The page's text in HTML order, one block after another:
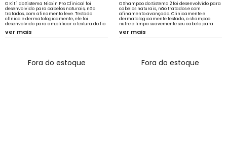
O Kit 1 do Sistema Nioxin Pro Clinical foi
desenvolvido para cabelos naturais, não
tratados, com afinamento leve. Testado
clínica e dermatologicamente, ele foi
desenvolvido para amplificar a textura do fio
e fortalecer a resiliência
ver mais
Fora do estoque
O Shampoo do Sistema 2 foi desenvolvido para
cabelos naturais, não tratados e com
afinamento avançado. Clinicamente e
dermatologicamente testado, o shampoo
nutre e limpa suavemente seu cabelo para
prevenir o sebo que obstrui os folículos
ver mais
Fora do estoque